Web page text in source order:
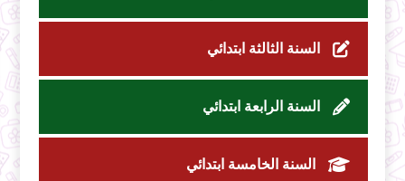
السنة الثالثة ابتدائي
السنة الرابعة ابتدائي
السنة الخامسة ابتدائي